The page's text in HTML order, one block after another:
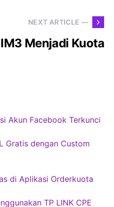
NEXT ARTICLE —
Menjadi Kuota
Akun Facebook Terkunci
Gratis dengan Custom
di Aplikasi Orderkuota
TP LINK CPE